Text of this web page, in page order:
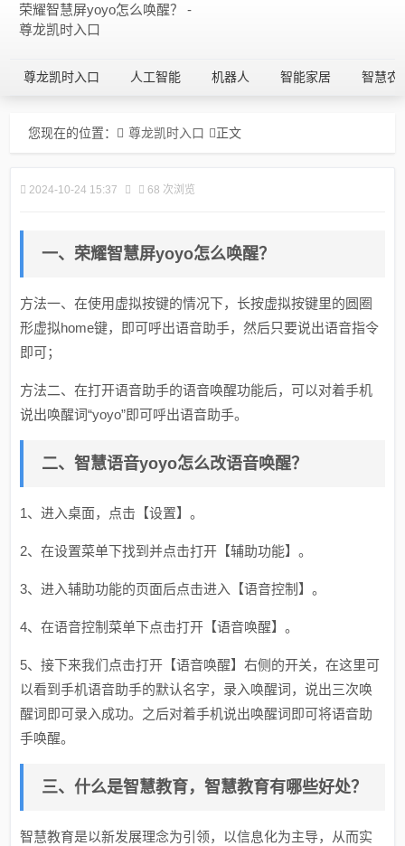
荣耀智慧屏yoyo怎么唤醒？ -
尊龙凯时入口
尊龙凯时入口 人工智能 机器人 智能家居 智慧农
您现在的位置： 尊龙凯时入口 正文
2024-10-24 15:37 68 次浏览
一、荣耀智慧屏yoyo怎么唤醒？
方法一、在使用虚拟按键的情况下，长按虚拟按键里的圆圈
形虚拟home键，即可呼出语音助手，然后只要说出语音指令
即可；
方法二、在打开语音助手的语音唤醒功能后，可以对着手机
说出唤醒词“yoyo”即可呼出语音助手。
二、智慧语音yoyo怎么改语音唤醒？
1、进入桌面，点击【设置】。
2、在设置菜单下找到并点击打开【辅助功能】。
3、进入辅助功能的页面后点击进入【语音控制】。
4、在语音控制菜单下点击打开【语音唤醒】。
5、接下来我们点击打开【语音唤醒】右侧的开关，在这里可
以看到手机语音助手的默认名字，录入唤醒词，说出三次唤
醒词即可录入成功。之后对着手机说出唤醒词即可将语音助
手唤醒。
三、什么是智慧教育，智慧教育有哪些好处？
智慧教育是以新发展理念为引领，以信息化为主导，从而实